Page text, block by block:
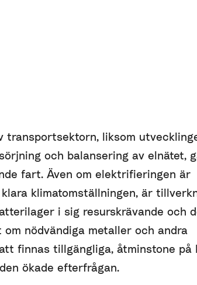
transportsektorn, liksom
och balansering av elnätet,
fart. Även om elektrifieringen är
klimatomställningen, är
i sig resurskrävande och
nödvändiga metaller och andra
finnas tillgängliga, åtminstone på
ökade efterfrågan.